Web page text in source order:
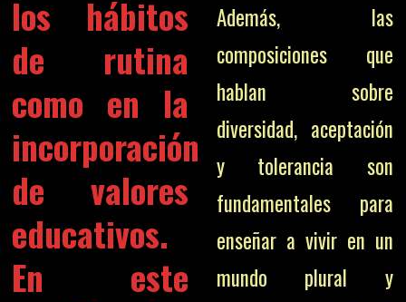
los hábitos
de rutina
como en la
incorporación
de valores
educativos.
En este
Además, las
composiciones que
hablan sobre
diversidad, aceptación
y tolerancia son
fundamentales para
enseñar a vivir en un
mundo plural y